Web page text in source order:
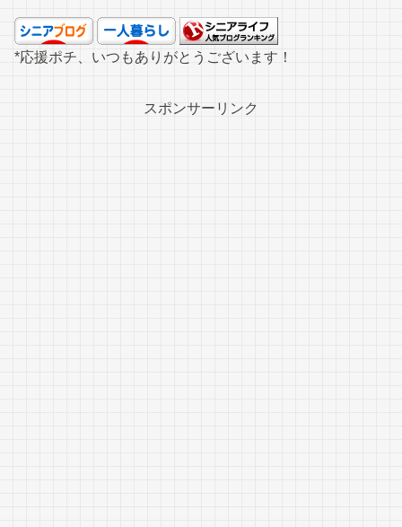
*応援ポチ、いつもありがとうございます！
スポンサーリンク